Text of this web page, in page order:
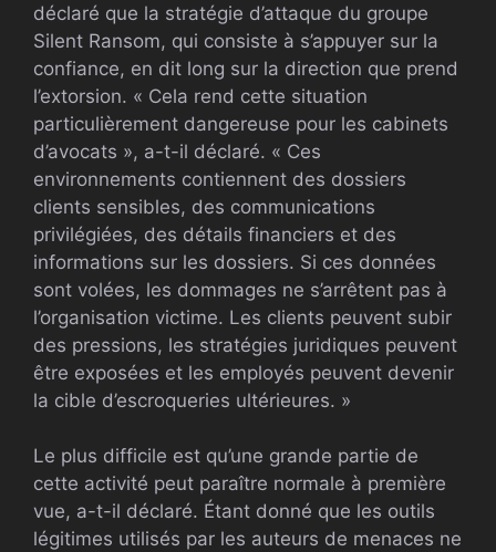
déclaré que la stratégie d’attaque du groupe
Silent Ransom, qui consiste à s’appuyer sur la
confiance, en dit long sur la direction que prend
l’extorsion. « Cela rend cette situation
particulièrement dangereuse pour les cabinets
d’avocats », a-t-il déclaré. « Ces
environnements contiennent des dossiers
clients sensibles, des communications
privilégiées, des détails financiers et des
informations sur les dossiers. Si ces données
sont volées, les dommages ne s’arrêtent pas à
l’organisation victime. Les clients peuvent subir
des pressions, les stratégies juridiques peuvent
être exposées et les employés peuvent devenir
la cible d’escroqueries ultérieures. »
Le plus difficile est qu’une grande partie de
cette activité peut paraître normale à première
vue, a-t-il déclaré. Étant donné que les outils
légitimes utilisés par les auteurs de menaces ne